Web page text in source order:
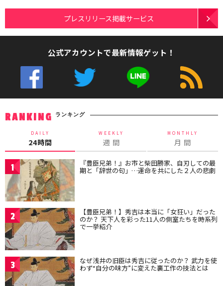
プレスリリース掲載サービス
公式アカウントで最新情報ゲット！
RANKING ランキング
DAILY
24時間
WEEKLY
週 間
MONTHLY
月 間
1 『豊臣兄弟！』お市と柴田勝家、自刃しての最
期と「辞世の句」…運命を共にした２人の悲劇
2 【豊臣兄弟！】秀吉は本当に「女狂い」だった
のか？ 天下人を彩った11人の側室たちを時系列
で一挙紹介
3 なぜ浅井の旧臣は秀吉に従ったのか？ 武力を使
わず“自分の味方”に変えた裏工作の技法とは